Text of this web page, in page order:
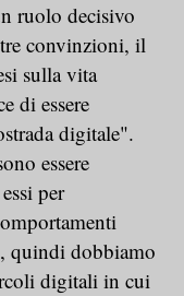
ruolo decisivo
convinzioni, il
sulla vita
di essere
digitale".
essere
per
quindi dobbiamo
digitali in cui